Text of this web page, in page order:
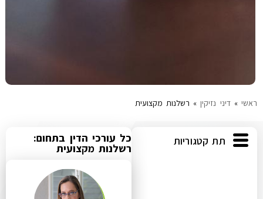
ראשי »דיני נזיקין» רשלנות מקצועית
תת קטגוריות כל עורכי הדין בתחום:
רשלנות מקצועית